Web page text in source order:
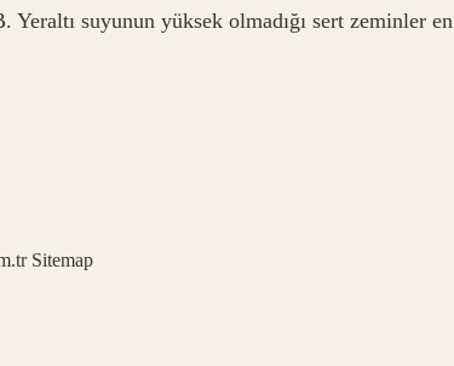
suyunun yüksek olmadığı sert zeminler en
Sitemap